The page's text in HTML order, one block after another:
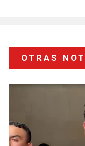
OTRAS